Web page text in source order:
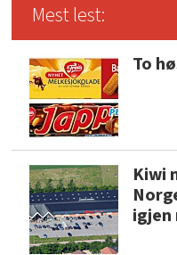
Mest lest:
To
Kiwi
igjen